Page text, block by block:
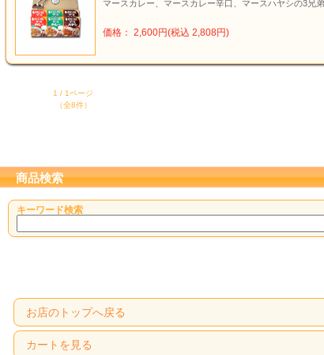
マースカレー、マースカレー辛口、マースハヤシの3兄
価格： 2,600円(税込 2,808円)
1 / 1ページ
（全8件）
商品検索
キーワード検索
お店のトップへ戻る
カートを見る